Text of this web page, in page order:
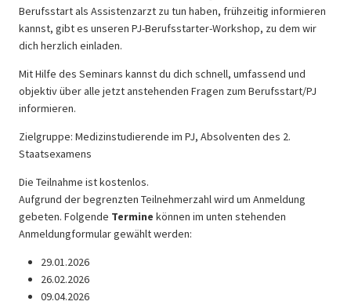
Berufsstart als Assistenzarzt zu tun haben, frühzeitig informieren
kannst, gibt es unseren PJ-Berufsstarter-Workshop, zu dem wir
dich herzlich einladen.
Mit Hilfe des Seminars kannst du dich schnell, umfassend und
objektiv über alle jetzt anstehenden Fragen zum Berufsstart/PJ
informieren.
Zielgruppe: Medizinstudierende im PJ, Absolventen des 2.
Staatsexamens
Die Teilnahme ist kostenlos.
Aufgrund der begrenzten Teilnehmerzahl wird um Anmeldung
gebeten. Folgende Termine können im unten stehenden
Anmeldungformular gewählt werden:
29.01.2026
26.02.2026
09.04.2026